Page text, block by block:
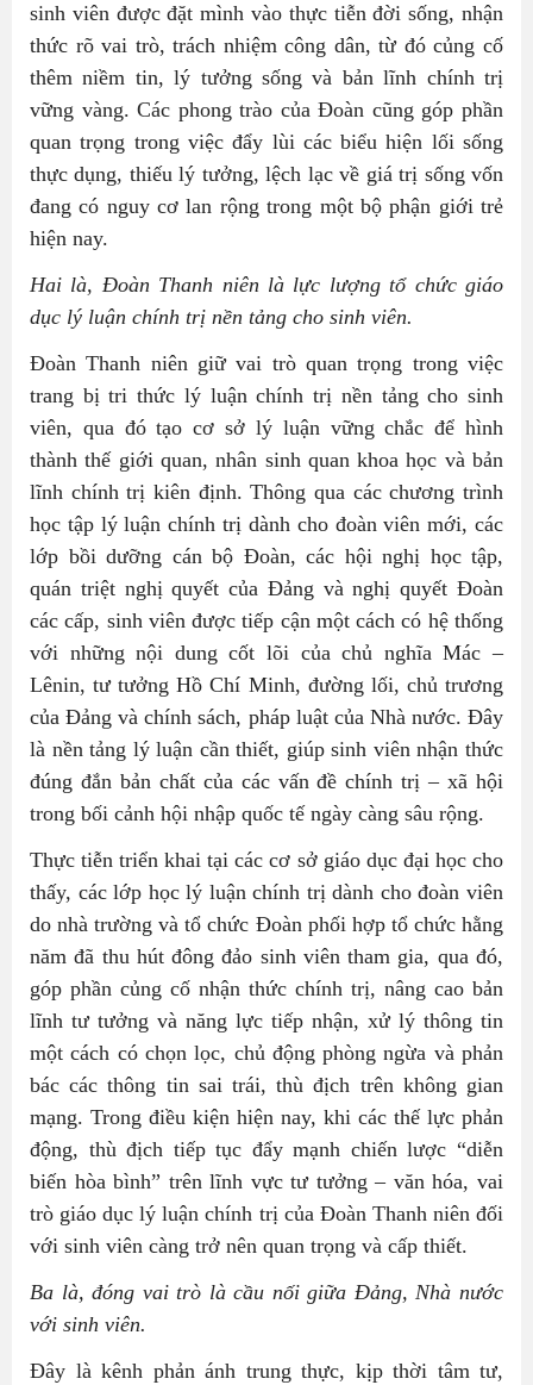
sinh viên được đặt mình vào thực tiễn đời sống, nhận
thức rõ vai trò, trách nhiệm công dân, từ đó củng cố
thêm niềm tin, lý tưởng sống và bản lĩnh chính trị
vững vàng. Các phong trào của Đoàn cũng góp phần
quan trọng trong việc đẩy lùi các biểu hiện lối sống
thực dụng, thiếu lý tưởng, lệch lạc về giá trị sống vốn
đang có nguy cơ lan rộng trong một bộ phận giới trẻ
hiện nay.
Hai là, Đoàn Thanh niên là lực lượng tổ chức giáo
dục lý luận chính trị nền tảng cho sinh viên.
Đoàn Thanh niên giữ vai trò quan trọng trong việc
trang bị tri thức lý luận chính trị nền tảng cho sinh
viên, qua đó tạo cơ sở lý luận vững chắc để hình
thành thế giới quan, nhân sinh quan khoa học và bản
lĩnh chính trị kiên định. Thông qua các chương trình
học tập lý luận chính trị dành cho đoàn viên mới, các
lớp bồi dưỡng cán bộ Đoàn, các hội nghị học tập,
quán triệt nghị quyết của Đảng và nghị quyết Đoàn
các cấp, sinh viên được tiếp cận một cách có hệ thống
với những nội dung cốt lõi của chủ nghĩa Mác –
Lênin, tư tưởng Hồ Chí Minh, đường lối, chủ trương
của Đảng và chính sách, pháp luật của Nhà nước. Đây
là nền tảng lý luận cần thiết, giúp sinh viên nhận thức
đúng đắn bản chất của các vấn đề chính trị – xã hội
trong bối cảnh hội nhập quốc tế ngày càng sâu rộng.
Thực tiễn triển khai tại các cơ sở giáo dục đại học cho
thấy, các lớp học lý luận chính trị dành cho đoàn viên
do nhà trường và tổ chức Đoàn phối hợp tổ chức hằng
năm đã thu hút đông đảo sinh viên tham gia, qua đó,
góp phần củng cố nhận thức chính trị, nâng cao bản
lĩnh tư tưởng và năng lực tiếp nhận, xử lý thông tin
một cách có chọn lọc, chủ động phòng ngừa và phản
bác các thông tin sai trái, thù địch trên không gian
mạng. Trong điều kiện hiện nay, khi các thế lực phản
động, thù địch tiếp tục đẩy mạnh chiến lược “diễn
biến hòa bình” trên lĩnh vực tư tưởng – văn hóa, vai
trò giáo dục lý luận chính trị của Đoàn Thanh niên đối
với sinh viên càng trở nên quan trọng và cấp thiết.
Ba là, đóng vai trò là cầu nối giữa Đảng, Nhà nước
với sinh viên.
Đây là kênh phản ánh trung thực, kịp thời tâm tư,